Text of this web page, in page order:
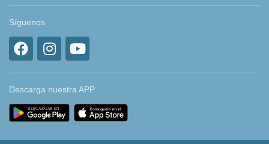
Síguenos
Descarga nuestra APP